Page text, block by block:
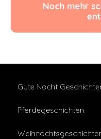
Noch mehr
Gute Nacht
Pferdegeschichten